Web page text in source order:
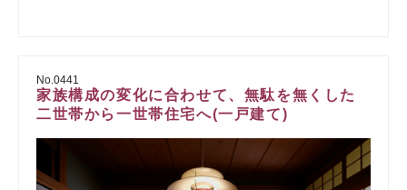
No.0441
家族構成の変化に合わせて、無駄を無くした
二世帯から一世帯住宅へ(一戸建て)